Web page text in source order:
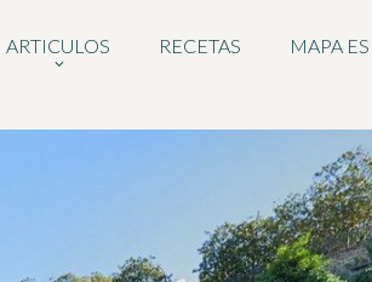
ARTICULOS RECETAS MAPA